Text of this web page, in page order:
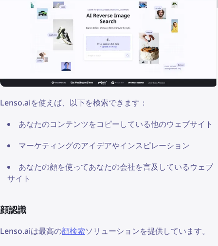
Lenso.aiを使えば、以下を検索できます：
あなたのコンテンツをコピーしている他のウェブサイト
マーケティングのアイデアやインスピレーション
あなたの顔を使ってあなたの会社を言及しているウェブ
サイト
顔認識
Lenso.aiは最高の顔検索ソリューションを提供しています。